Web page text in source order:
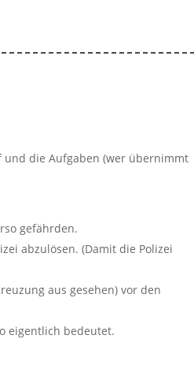
und die Aufgaben (wer übernimmt
gefährden.
abzulösen. (Damit die Polizei
aus gesehen) vor den
eigentlich bedeutet.